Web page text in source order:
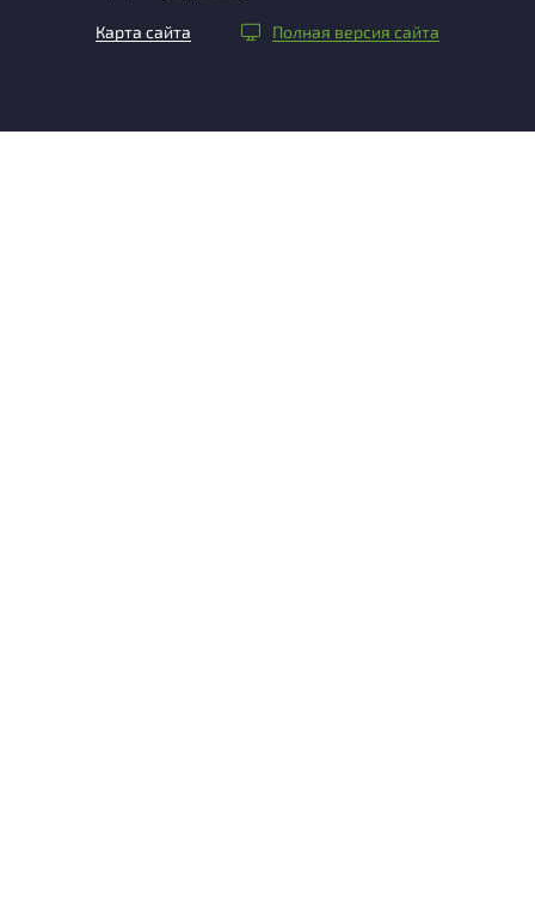
Карта сайта Полная версия сайта